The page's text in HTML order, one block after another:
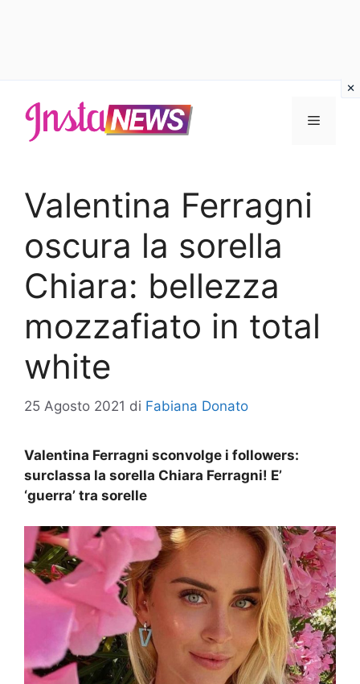
contenuto
Menu
Valentina Ferragni
oscura la sorella
Chiara: bellezza
mozzafiato in total
white
25 Agosto 2021 di Fabiana Donato
Valentina Ferragni sconvolge i followers:
surclassa la sorella Chiara Ferragni! E’
‘guerra’ tra sorelle